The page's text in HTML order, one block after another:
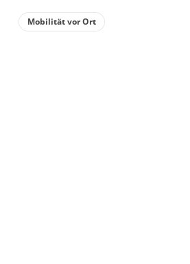
Mobilität vor Ort